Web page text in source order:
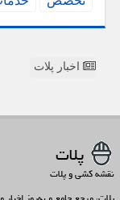
اخبار پلات
پلات
نقشه کشی و پلات